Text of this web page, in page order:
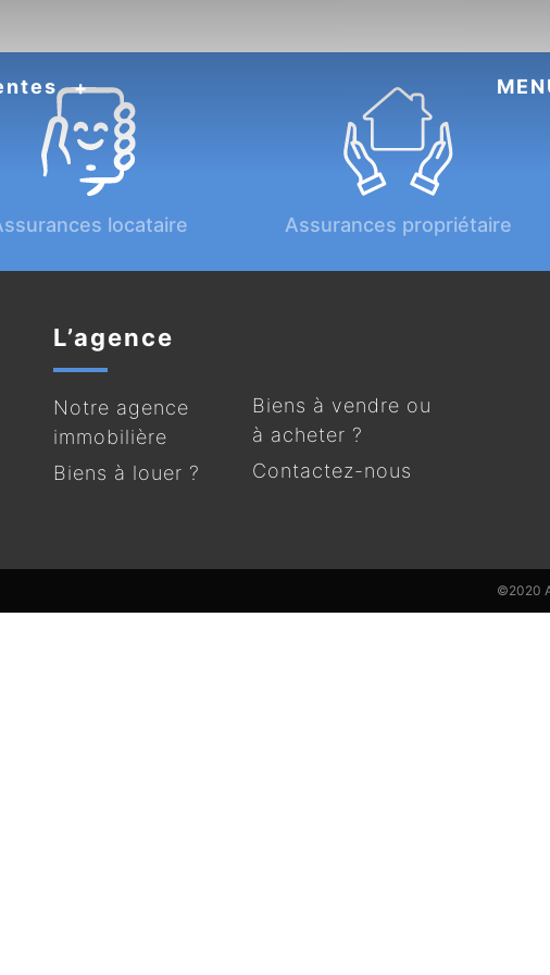
locataire Assurances propriétaire
L’agence
Notre agence
immobilière
Biens à louer ?
Biens à vendre ou
à acheter ?
Contactez-nous
©2020